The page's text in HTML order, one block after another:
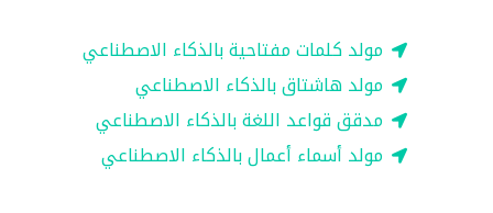
مولد كلمات مفتاحية بالذكاء الاصطناعي
مولد هاشتاق بالذكاء الاصطناعي
مدقق قواعد اللغة بالذكاء الاصطناعي
مولد أسماء أعمال بالذكاء الاصطناعي